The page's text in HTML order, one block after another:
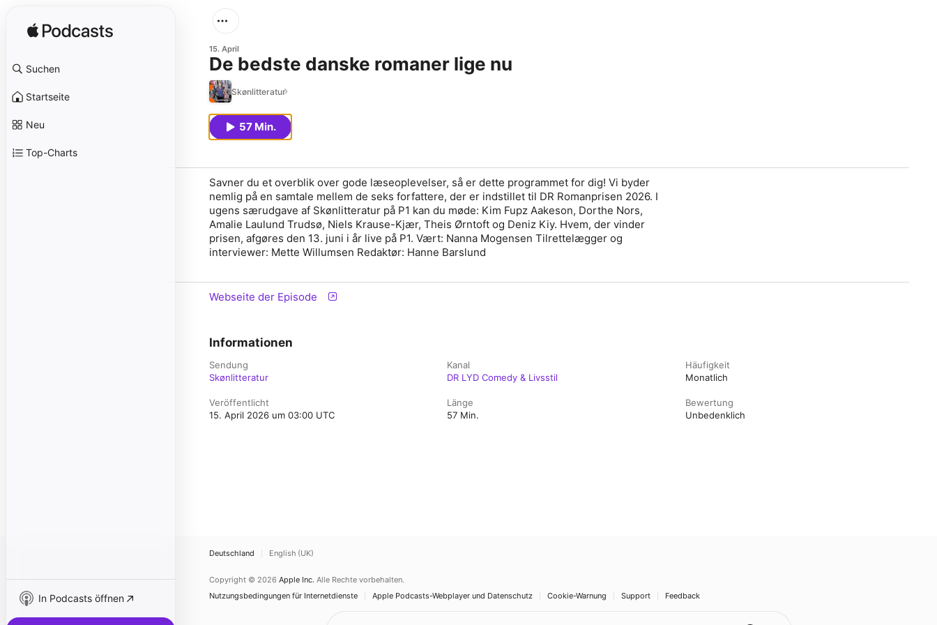
Suchen
Startseite
Neu
Top-Charts
In Podcasts öffnen
15. April
De bedste danske romaner lige nu
Skønlitteratur
57 Min.
Savner du et overblik over gode læseoplevelser, så er dette programmet for dig! Vi byder
nemlig på en samtale mellem de seks forfattere, der er indstillet til DR Romanprisen 2026. I
ugens særudgave af Skønlitteratur på P1 kan du møde: Kim Fupz Aakeson, Dorthe Nors,
Amalie Laulund Trudsø, Niels Krause-Kjær, Theis Ørntoft og Deniz Kiy. Hvem, der vinder
prisen, afgøres den 13. juni i år live på P1. Vært: Nanna Mogensen Tilrettelægger og
interviewer: Mette Willumsen Redaktør: Hanne Barslund
Webseite der Episode
Informationen
Sendung
Skønlitteratur
Kanal
DR LYD Comedy & Livsstil
Häufigkeit
Monatlich
Veröffentlicht
15. April 2026 um 03:00 UTC
Länge
57 Min.
Bewertung
Unbedenklich
Deutschland English (UK)
Copyright © 2026 Apple Inc. Alle Rechte vorbehalten.
Nutzungsbedingungen für Internetdienste
Apple Podcasts-Webplayer und Datenschutz Cookie-Warnung Support Feedback